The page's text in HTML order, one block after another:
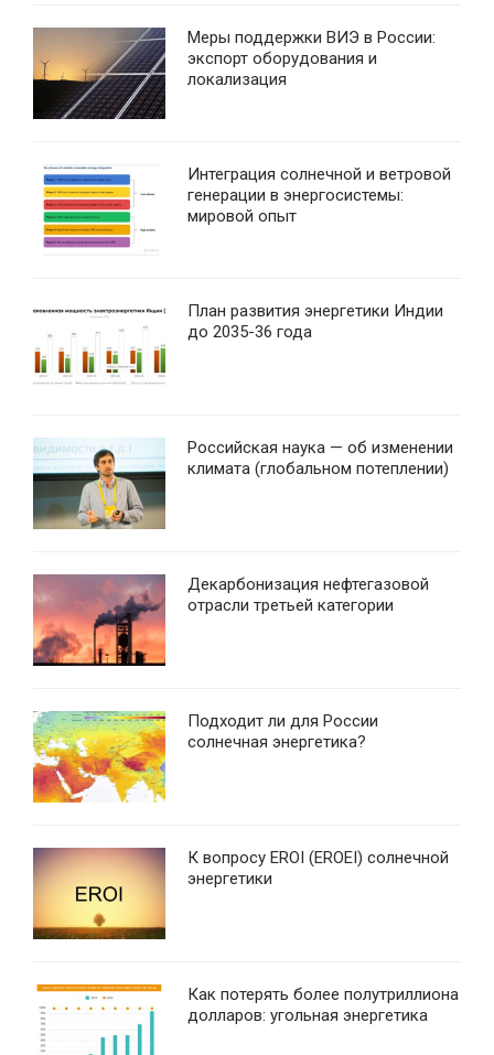
Меры поддержки ВИЭ в России:
экспорт оборудования и
локализация
Интеграция солнечной и ветровой
генерации в энергосистемы:
мировой опыт
План развития энергетики Индии
до 2035-36 года
Российская наука — об изменении
климата (глобальном потеплении)
Декарбонизация нефтегазовой
отрасли третьей категории
Подходит ли для России
солнечная энергетика?
К вопросу EROI (EROEI) солнечной
энергетики
Как потерять более полутриллиона
долларов: угольная энергетика